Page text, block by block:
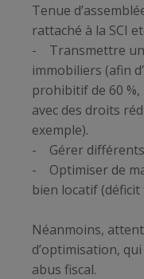
Tenue
rattaché à la SCI
- Transmettre un
immobiliers (afin
prohibitif de 60
avec des droits
exemple).
- Gérer
- Optimiser de
bien locatif
Néanmoins,
d’optimisation,
abus fiscal.